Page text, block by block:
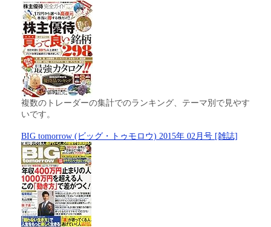
複数のトレーダーの集計でのランキング、テーマ別で見やす
いです。
BIG tomorrow (ビッグ・トゥモロウ) 2015年 02月号 [雑誌]